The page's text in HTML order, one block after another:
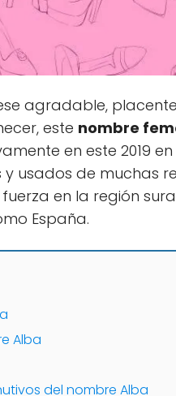
agradable,
este nombre
en este 2019
usados de muchas
en la región
España.
Alba
del nombre Alba